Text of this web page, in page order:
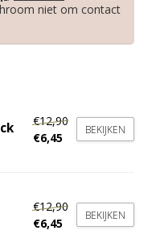
niet om contact
€12,90
€6,45
BEKIJKEN
€12,90
€6,45
BEKIJKEN